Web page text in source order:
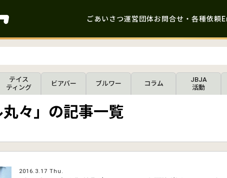
ごあいさつ運営団体お問合せ・各種依頼
テイス
ティング
ビアバー ブルワー コラム
JBJA
活動
丸々」の記事一覧
2016.3.17 Thu.